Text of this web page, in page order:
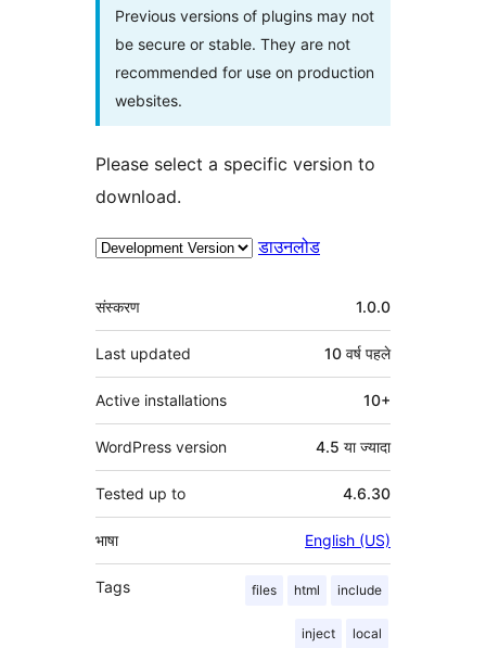
Previous versions of plugins may not
be secure or stable. They are not
recommended for use on production
websites.
Please select a specific version to
download.
डाउनलोड
मेटा
संस्करण 1.0.0
Last updated 10 वर्ष पहले
Active installations 10+
WordPress version 4.5 या ज्यादा
Tested up to 4.6.30
भाषा English (US)
Tags files html include
inject local